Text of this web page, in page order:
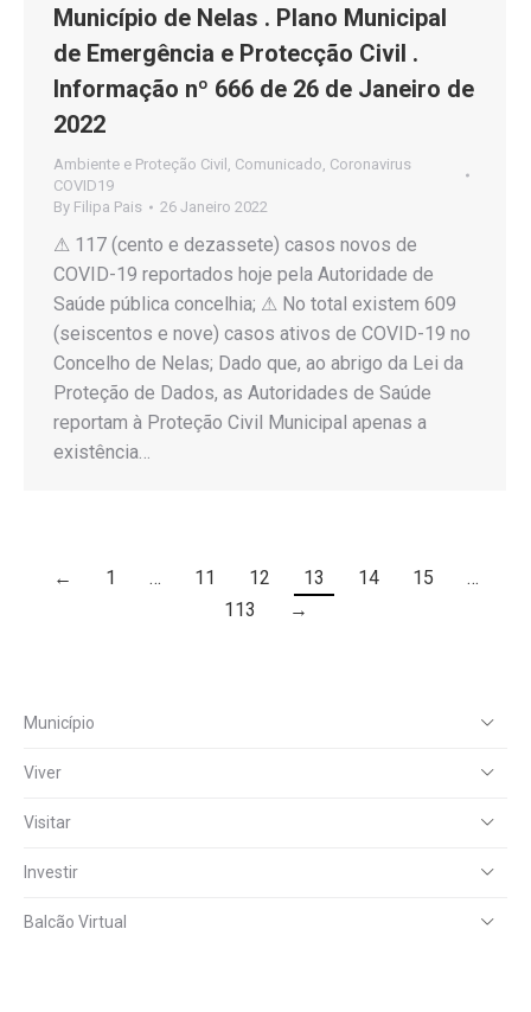
Município de Nelas . Plano Municipal
de Emergência e Protecção Civil .
Informação nº 666 de 26 de Janeiro de
2022
Ambiente e Proteção Civil Comunicado Coronavirus
COVID19
By Filipa Pais 26 Janeiro 2022
⚠ 117 (cento e dezassete) casos novos de
COVID-19 reportados hoje pela Autoridade de
Saúde pública concelhia; ⚠ No total existem 609
(seiscentos e nove) casos ativos de COVID-19 no
Concelho de Nelas; Dado que, ao abrigo da Lei da
Proteção de Dados, as Autoridades de Saúde
reportam à Proteção Civil Municipal apenas a
existência…
← 1 … 11 12 13 14 15
…
113
→
Município
Viver
Visitar
Investir
Balcão Virtual